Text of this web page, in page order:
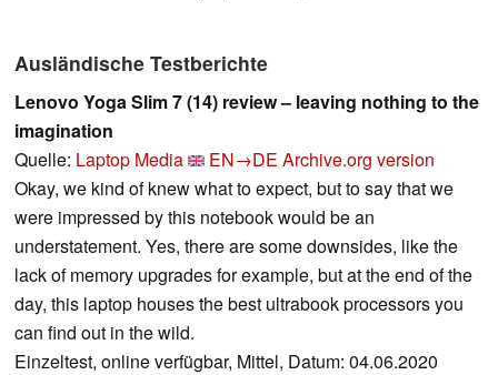
Ausländische Testberichte
Lenovo Yoga Slim 7 (14) review – leaving nothing to the
imagination
Quelle: Laptop Media EN→DE Archive.org version
Okay, we kind of knew what to expect, but to say that we
were impressed by this notebook would be an
understatement. Yes, there are some downsides, like the
lack of memory upgrades for example, but at the end of the
day, this laptop houses the best ultrabook processors you
can find out in the wild.
Einzeltest, online verfügbar, Mittel, Datum: 04.06.2020